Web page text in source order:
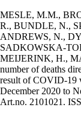
MESLE, M.M.,
R., BUNDLE, N.,
ANDREWS, N.,
SADKOWSKA-
MEIJERINK, H.,
number of deaths
result of COVID-19
December 2020 to
Art.no. 2101021.